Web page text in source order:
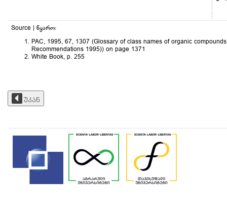
Source | წყარო:
PAC, 1995, 67, 1307 (Glossary of class names of organic
Recommendations 1995)) on page 1371
White Book, p. 255
უკან